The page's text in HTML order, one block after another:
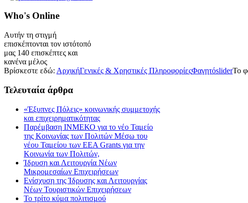
Who's Online
Αυτήν τη στιγμή
επισκέπτονται τον ιστότοπό
μας 140 επισκέπτες και
κανένα μέλος
Βρίσκεστε εδώ: ΑρχικήΓενικές & Χρηστικές ΠληροφορίεςΦαγητόsliderΤο
Τελευταία άρθρα
«Έξυπνες Πόλεις» κοινωνικής συμμετοχής
και επιχειρηματικότητας
Παρέμβαση ΙΝΜΕΚΟ για το νέο Ταμείο
της Κοινωνίας των Πολιτών Μέσω του
νέου Ταμείου των ΕΕΑ Grants για την
Κοινωνία των Πολιτών,
Ίδρυση και Λειτουργία Νέων
Μικρομεσαίων Επιχειρήσεων
Ενίσχυση της Ίδρυσης και Λειτουργίας
Νέων Τουριστικών Επιχειρήσεων
Το τρίτο κύμα πολιτισμού